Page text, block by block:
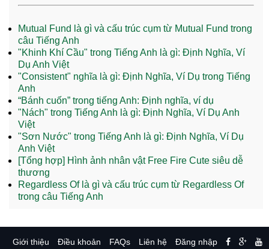
Mutual Fund là gì và cấu trúc cụm từ Mutual Fund trong
câu Tiếng Anh
"Khinh Khí Cầu" trong Tiếng Anh là gì: Định Nghĩa, Ví
Dụ Anh Việt
"Consistent" nghĩa là gì: Định Nghĩa, Ví Dụ trong Tiếng
Anh
“Bánh cuốn” trong tiếng Anh: Định nghĩa, ví dụ
"Nách" trong Tiếng Anh là gì: Định Nghĩa, Ví Dụ Anh
Việt
"Sơn Nước" trong Tiếng Anh là gì: Định Nghĩa, Ví Dụ
Anh Việt
[Tổng hợp] Hình ảnh nhân vật Free Fire Cute siêu dễ
thương
Regardless Of là gì và cấu trúc cụm từ Regardless Of
trong câu Tiếng Anh
Giới thiệu Điều khoản FAQs Liên hệ Đăng nhập